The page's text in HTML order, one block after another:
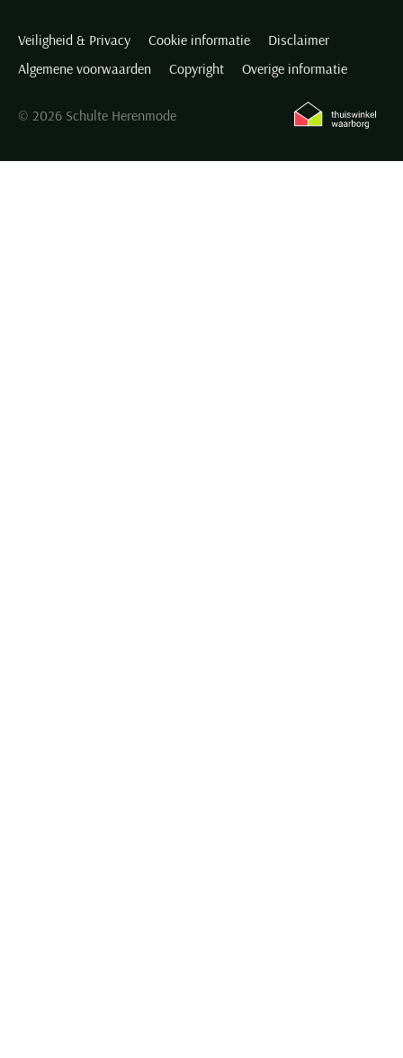
Veiligheid & Privacy Cookie informatie
Disclaimer
Algemene voorwaarden
Copyright Overige informatie
© 2026 Schulte Herenmode